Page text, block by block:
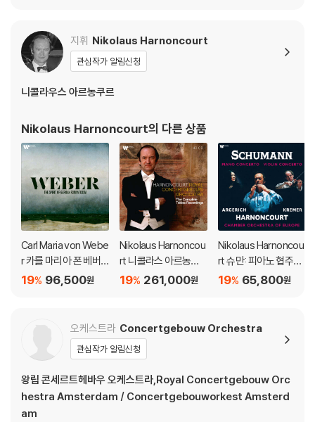
지휘 Nikolaus Harnoncourt
관심작가 알림신청
니콜라우스 아르농쿠르
Nikolaus Harnoncourt의 다른 상품
Carl Maria von Webe
r 카를 마리아 폰 베버 -
독일 로맨티시즘의 영
96,500원
19%
Nikolaus Harnoncou
rt 니콜라스 아르농쿠
르 RCO 텔덱 녹음 전집
스세트]
261,000원
19%
Nikolaus Harnoncou
rt 슈만: 피아노 협주곡,
바이올린 협주곡 (Sch
to) [2LP]
65,800원
19%
오케스트라 Concertgebouw Orchestra
관심작가 알림신청
왕립 콘세르트헤바우 오케스트라,Royal Concertgebouw Orc
hestra Amsterdam / Concertgebouworkest Amsterd
am